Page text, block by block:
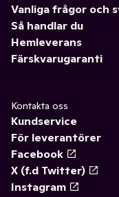
Vanliga frågor och
Så handlar du
Hemleverans
Färskvarugaranti
Kontakta oss
Kundservice
För leverantörer
Facebook
X (f.d Twitter)
Instagram